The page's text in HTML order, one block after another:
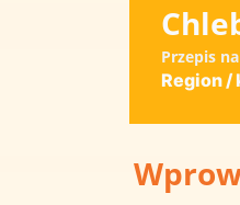
Przepis
Region /